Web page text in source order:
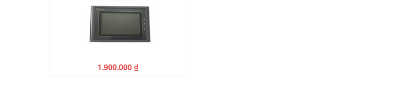
1.900.000 ₫